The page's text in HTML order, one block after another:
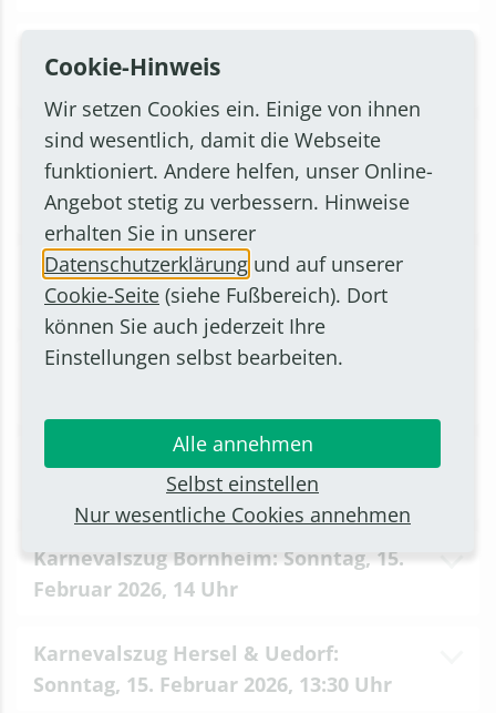
Donnerstag, 12. Februar 2026, 14 Uhr
Weiberfastnachtszug Kardorf:
Donnerstag, 12. Februar 2026, 14:44
Uhr
Karnevalszug Rösberg & Hemmerich:
Freitag, 13. Februar 2026, 14:10 Uhr
Kinderkarnevalszug Waldorf: Samstag,
Karnevalszug Widdig: Samstag, 14.
Februar 2026, 14:15 Uhr
Karnevalszug Bornheim: Sonntag, 15.
Februar 2026, 14 Uhr
Karnevalszug Hersel & Uedorf:
Sonntag, 15. Februar 2026, 13:30 Uhr
Cookie-Hinweis
Wir setzen Cookies ein. Einige von ihnen
sind wesentlich, damit die Webseite
funktioniert. Andere helfen, unser Online-
Angebot stetig zu verbessern. Hinweise
erhalten Sie in unserer
Datenschutzerklärung und auf unserer
Cookie-Seite (siehe Fußbereich). Dort
können Sie auch jederzeit Ihre
Einstellungen selbst bearbeiten.
Alle annehmen
Selbst einstellen
Nur wesentliche Cookies annehmen